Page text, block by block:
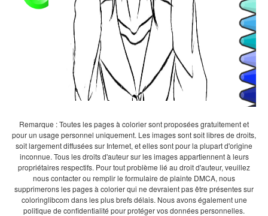
Remarque : Toutes les pages à colorier sont proposées gratuitement et
pour un usage personnel uniquement. Les images sont soit libres de droits,
soit largement diffusées sur Internet, et elles sont pour la plupart d'origine
inconnue. Tous les droits d'auteur sur les images appartiennent à leurs
propriétaires respectifs. Pour tout problème lié au droit d'auteur, veuillez
nous contacter ou remplir le formulaire de plainte DMCA, nous
supprimerons les pages à colorier qui ne devraient pas être présentes sur
coloringlibcom dans les plus brefs délais. Nous avons également une
politique de confidentialité pour protéger vos données personnelles.